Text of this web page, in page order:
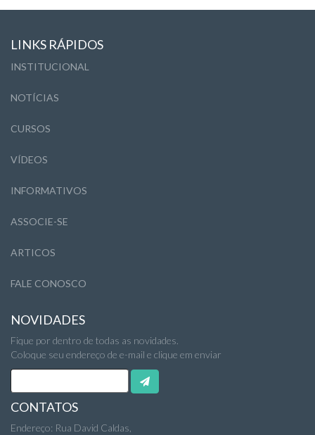
LINKS RÁPIDOS
INSTITUCIONAL
NOTÍCIAS
CURSOS
VÍDEOS
INFORMATIVOS
ASSOCIE-SE
ARTICOS
FALE CONOSCO
NOVIDADES
Fique por dentro de todas as novidades.
Coloque seu endereço de e-mail e clique em enviar
CONTATOS
Endereço: Rua David Caldas,